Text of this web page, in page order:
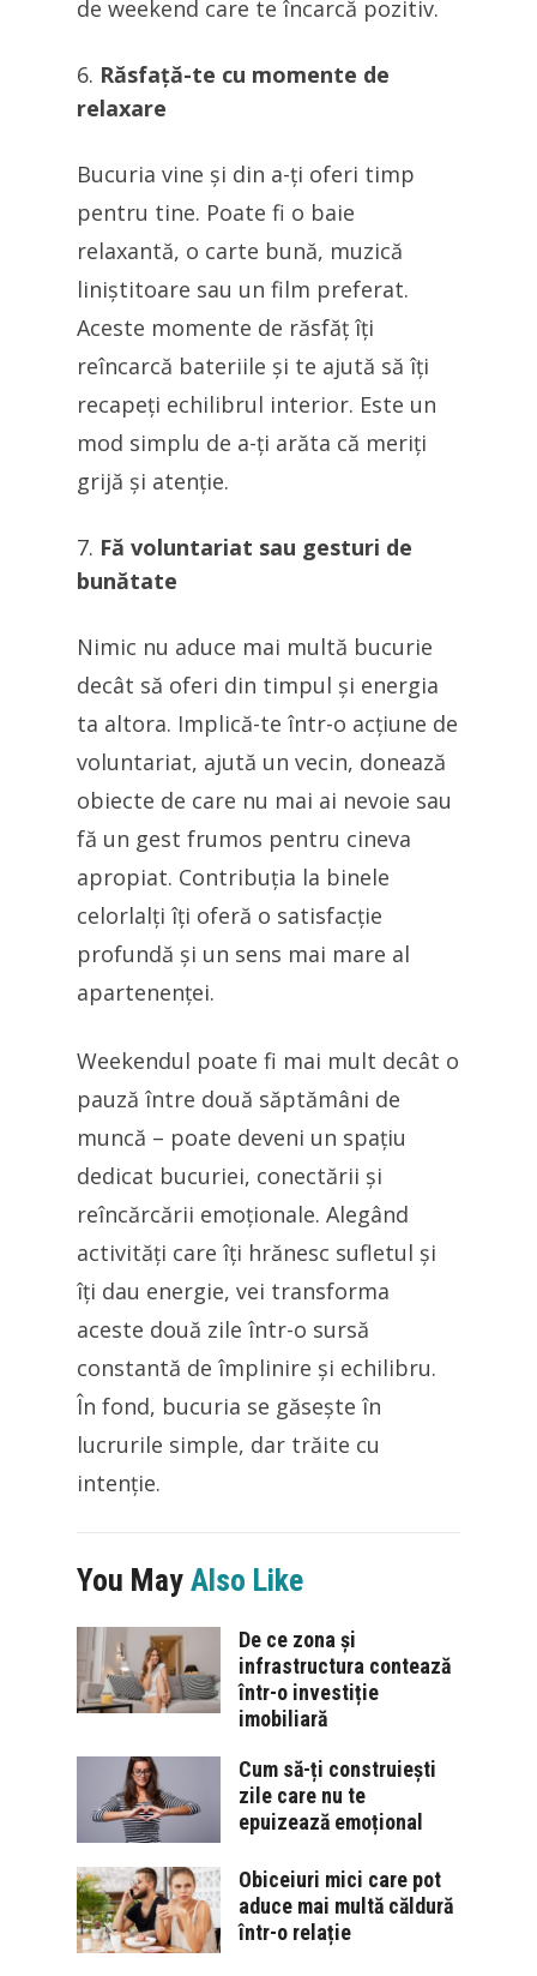
de weekend care te încarcă pozitiv.
Răsfață-te cu momente de
relaxare
Bucuria vine și din a-ți oferi timp
pentru tine. Poate fi o baie
relaxantă, o carte bună, muzică
liniștitoare sau un film preferat.
Aceste momente de răsfăț îți
reîncarcă bateriile și te ajută să îți
recapeți echilibrul interior. Este un
mod simplu de a-ți arăta că meriți
grijă și atenție.
Fă voluntariat sau gesturi de
bunătate
Nimic nu aduce mai multă bucurie
decât să oferi din timpul și energia
ta altora. Implică-te într-o acțiune de
voluntariat, ajută un vecin, donează
obiecte de care nu mai ai nevoie sau
fă un gest frumos pentru cineva
apropiat. Contribuția la binele
celorlalți îți oferă o satisfacție
profundă și un sens mai mare al
apartenenței.
Weekendul poate fi mai mult decât o
pauză între două săptămâni de
muncă – poate deveni un spațiu
dedicat bucuriei, conectării și
reîncărcării emoționale. Alegând
activități care îți hrănesc sufletul și
îți dau energie, vei transforma
aceste două zile într-o sursă
constantă de împlinire și echilibru.
În fond, bucuria se găsește în
lucrurile simple, dar trăite cu
intenție.
You May Also Like
De ce zona și
infrastructura contează
într-o investiție
imobiliară
Cum să-ți construiești
zile care nu te
epuizează emoțional
Obiceiuri mici care pot
aduce mai multă căldură
într-o relație